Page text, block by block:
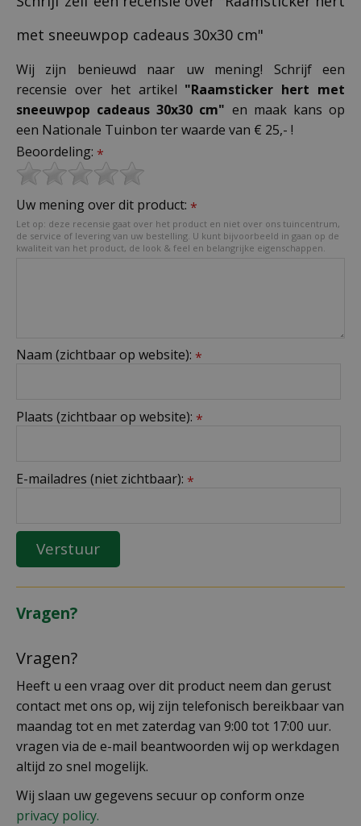
met sneeuwpop cadeaus 30x30 cm"
Wij zijn benieuwd naar uw mening! Schrijf een
recensie over het artikel "Raamsticker hert met
sneeuwpop cadeaus 30x30 cm" en maak kans op
een Nationale Tuinbon ter waarde van € 25,- !
Beoordeling: *
Uw mening over dit product: *
Let op: deze recensie gaat over het product en niet over ons tuincentrum,
de service of levering van uw bestelling. U kunt bijvoorbeeld in gaan op de
kwaliteit van het product, de look & feel en belangrijke eigenschappen.
Naam (zichtbaar op website): *
Plaats (zichtbaar op website): *
E-mailadres (niet zichtbaar): *
Vragen?
Vragen?
Heeft u een vraag over dit product neem dan gerust
contact met ons op, wij zijn telefonisch bereikbaar van
maandag tot en met zaterdag van 9:00 tot 17:00 uur.
vragen via de e-mail beantwoorden wij op werkdagen
altijd zo snel mogelijk.
Wij slaan uw gegevens secuur op conform onze
privacy policy.